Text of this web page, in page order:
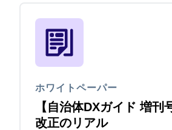
ホワイトペーパー
【自治体DXガイド 増刊
改正のリアル